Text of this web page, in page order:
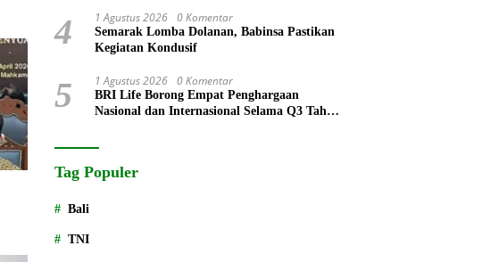
4 1 Agustus 2026 0 Komentar
Semarak Lomba Dolanan, Babinsa Pastikan
Kegiatan Kondusif
5 1 Agustus 2026 0 Komentar
BRI Life Borong Empat Penghargaan
Nasional dan Internasional Selama Q3 Tahun
Tag Populer
Bali
TNI